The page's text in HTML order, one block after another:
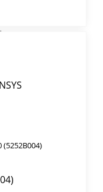
(5252B004)